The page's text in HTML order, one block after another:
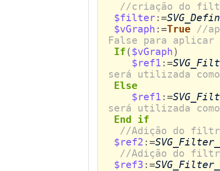
//criação do
$filter:=
$vGraph :=True
//
False para aplicar
If ($vGraph)
$ref1 :=
será utilizada
Else
$ref1 :=
será utilizada
End if
//Adição do
$ref2 :=
//Adição do
$ref3 :=